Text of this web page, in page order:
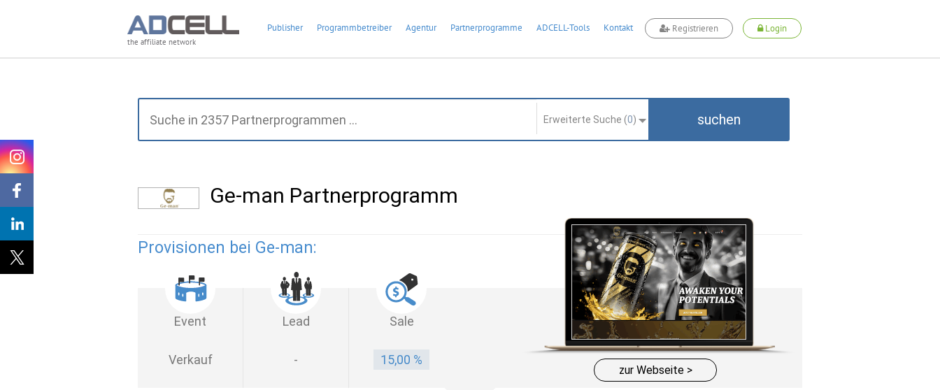
the affiliate network
Publisher Programmbetreiber Agentur Partnerprogramme ADCELL-Tools Kontakt Registrieren Login
Erweiterte Suche (0) suchen
Ge-man Partnerprogramm
Provisionen bei Ge-man:
Event Lead Sale
Verkauf - 15,00 %
zur Webseite >